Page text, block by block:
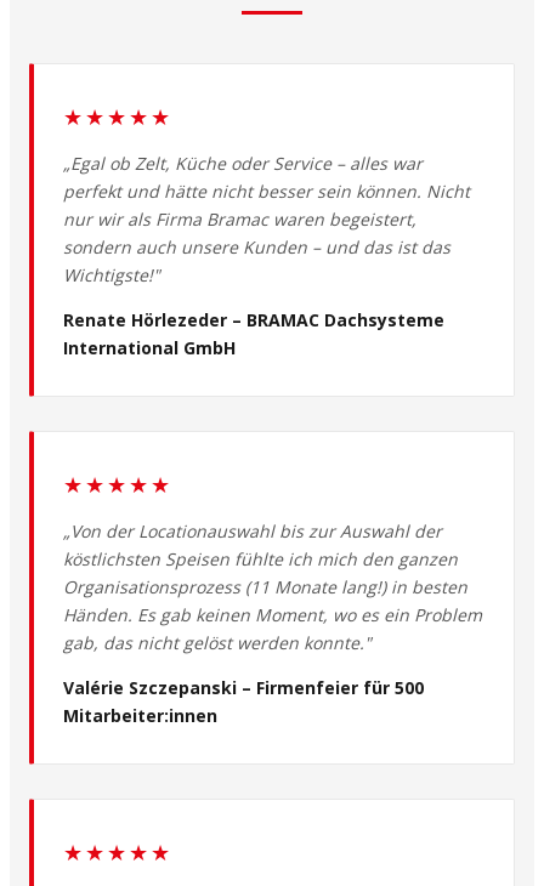
★★★★★
„Egal ob Zelt, Küche oder Service – alles war
perfekt und hätte nicht besser sein können. Nicht
nur wir als Firma Bramac waren begeistert,
sondern auch unsere Kunden – und das ist das
Wichtigste!"
Renate Hörlezeder – BRAMAC Dachsysteme
International GmbH
★★★★★
„Von der Locationauswahl bis zur Auswahl der
köstlichsten Speisen fühlte ich mich den ganzen
Organisationsprozess (11 Monate lang!) in besten
Händen. Es gab keinen Moment, wo es ein Problem
gab, das nicht gelöst werden konnte."
Valérie Szczepanski – Firmenfeier für 500
Mitarbeiter:innen
★★★★★